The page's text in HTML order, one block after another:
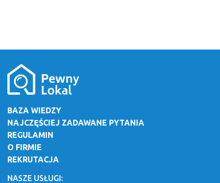
BAZA WIEDZY
NAJCZĘŚCIEJ ZADAWANE PYTANIA
REGULAMIN
O FIRMIE
REKRUTACJA
NASZE USŁUGI: